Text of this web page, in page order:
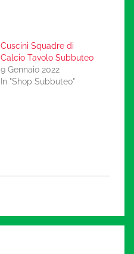
Cuscini Squadre di
Calcio Tavolo Subbuteo
9 Gennaio 2022
In "Shop Subbuteo"